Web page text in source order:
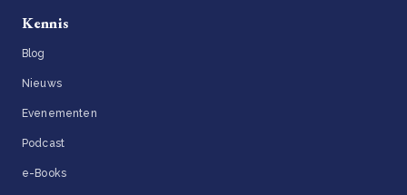
Kennis
Blog
Nieuws
Evenementen
Podcast
e-Books